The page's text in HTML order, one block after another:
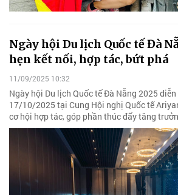
Ngày hội Du lịch Quốc tế Đà
hẹn kết nối, hợp tác, bứt phá
11/09/2025 10:32
Ngày hội Du lịch Quốc tế Đà Nẵng 2025
17/10/2025 tại Cung Hội nghị Quốc tế
cơ hội hợp tác, góp phần thúc đẩy tăng